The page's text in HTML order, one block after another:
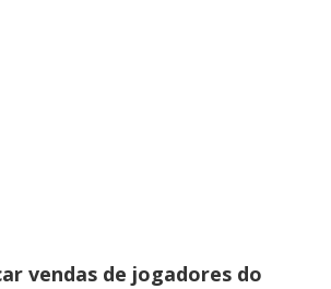
vendas de jogadores do